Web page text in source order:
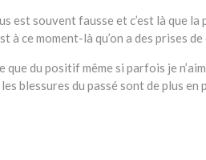
est souvent fausse et c’est là
à ce moment-là qu’on a des prises
du positif même si parfois je
blessures du passé sont de plus